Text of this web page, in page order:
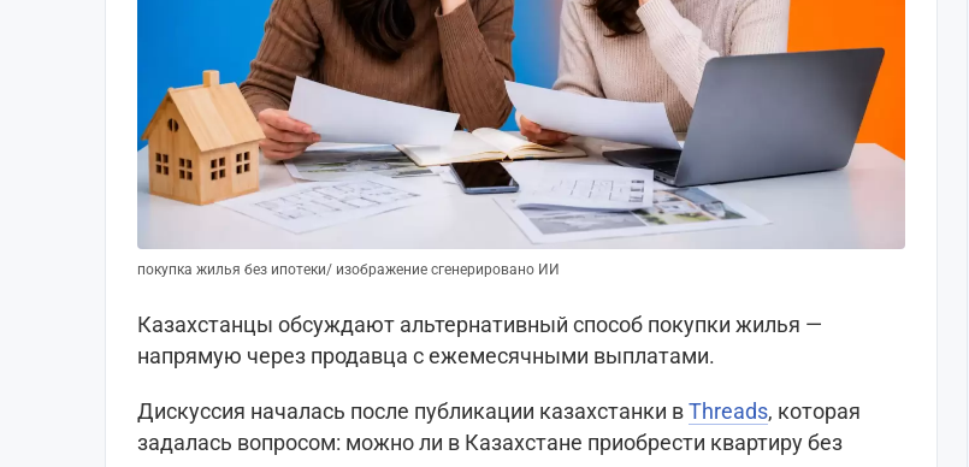
покупка жилья без ипотеки/ изображение сгенерировано ИИ
Казахстанцы обсуждают альтернативный способ покупки жилья —
напрямую через продавца с ежемесячными выплатами.
Дискуссия началась после публикации казахстанки вThreads, которая
задалась вопросом: можно ли в Казахстане приобрести квартиру без